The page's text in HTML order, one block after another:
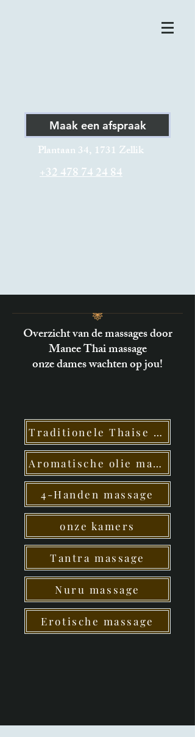
Maak een afspraak
Plantaan 34, 1731 Zellik
+32 478 74 24 84
Overzicht van de massages door
Manee Thai massage
onze dames wachten op jou!
Traditionele Thaise massage
Aromatische olie massage
4-Handen massage
onze kamers
Tantra massage
Nuru massage
Erotische massage